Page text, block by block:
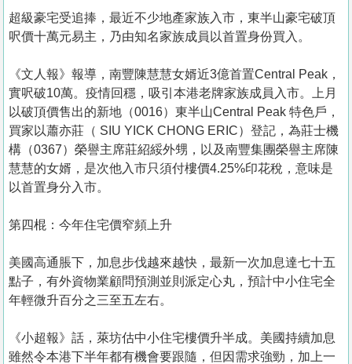
超級豪宅受追捧，最近不少地產家族入市，東半山豪宅破頂
呎價十萬元易主，乃由知名家族成員以首置身份買入。
《文人報》報導，南豐陳慧慧女婿近3億首置Central Peak，
實呎破10萬。疫情回穩，吸引本港老牌家族成員入市。上月
以破頂價售出的新地（0016）東半山Central Peak 特色戶，
買家以蕭亦莊（ SIU YICK CHONG ERIC）登記，為莊士機
構（0367）榮譽主席莊紹綏外甥，以及南豐集團榮譽主席陳
慧慧的女婿，是次他入市只須付樓價4.25%印花稅，意味是
以首置身分入市。
第四棍：今年住宅價窄頻上升
美國高通脹下，加息步伐越來越快，最新一次加息達七十五
點子，有外資物業顧問預測並則派定心丸，預計中小住宅全
年輕微升百分之三至五左右。
《小超報》話，萊坊估中小住宅樓價升半成。美國持續加息
雖然令本港下半年都有機會要跟隨，但因需求強勁，加上一